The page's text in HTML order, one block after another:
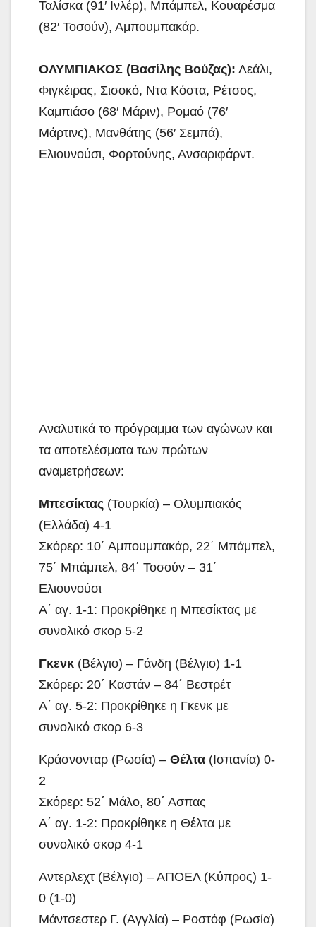
Ταλίσκα (91′ Ινλέρ), Μπάμπελ, Κουαρέσμα
(82′ Τοσούν), Αμπουμπακάρ.
ΟΛΥΜΠΙΑΚΟΣ (Βασίλης Βούζας): Λεάλι,
Φιγκέιρας, Σισοκό, Ντα Κόστα, Ρέτσος,
Καμπιάσο (68′ Μάριν), Ρομαό (76′
Μάρτινς), Μανθάτης (56′ Σεμπά),
Ελιουνούσι, Φορτούνης, Ανσαριφάρντ.
Αναλυτικά το πρόγραμμα των αγώνων και
τα αποτελέσματα των πρώτων
αναμετρήσεων:
Μπεσίκτας (Τουρκία) – Ολυμπιακός
(Ελλάδα) 4-1
Σκόρερ: 10΄ Αμπουμπακάρ, 22΄ Μπάμπελ,
75΄ Μπάμπελ, 84΄ Τοσούν – 31΄
Ελιουνούσι
Α΄ αγ. 1-1: Προκρίθηκε η Μπεσίκτας με
συνολικό σκορ 5-2
Γκενκ (Βέλγιο) – Γάνδη (Βέλγιο) 1-1
Σκόρερ: 20΄ Καστάν – 84΄ Βεστρέτ
Α΄ αγ. 5-2: Προκρίθηκε η Γκενκ με
συνολικό σκορ 6-3
Κράσνονταρ (Ρωσία) – Θέλτα (Ισπανία) 0-
2
Σκόρερ: 52΄ Μάλο, 80΄ Ασπας
Α΄ αγ. 1-2: Προκρίθηκε η Θέλτα με
συνολικό σκορ 4-1
Αντερλεχτ (Βέλγιο) – ΑΠΟΕΛ (Κύπρος) 1-
0 (1-0)
Μάντσεστερ Γ. (Αγγλία) – Ροστόφ (Ρωσία)